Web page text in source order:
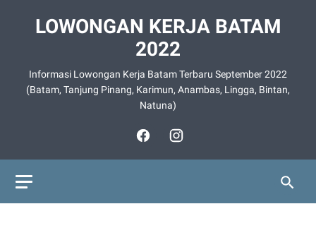
LOWONGAN KERJA BATAM
2022
Informasi Lowongan Kerja Batam Terbaru September 2022
(Batam, Tanjung Pinang, Karimun, Anambas, Lingga, Bintan,
Natuna)